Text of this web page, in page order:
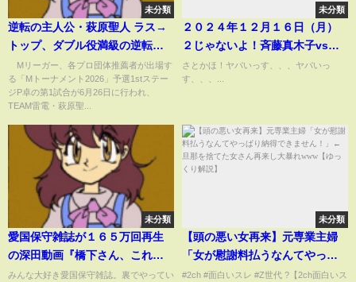
未分類
逆転の主人公・萩原聖人 ラス→
トップ、ダブル役満級の逆転ア
ガリに感動する人が続出「むち
ゃくちゃかっこよかった」「素
晴らしい」/麻雀・Mトーナメン
Mリーガー、各プロ団体推薦者が出場す
る「Mトーナメント2026」予選1stステー
ジP卓の第1試合が6月26日に行われ、
TEAM雷電・萩原聖...
未分類
２０２４年１２月１６日（月）
２じゃないよ！斉藤真木子vs佐
藤佳穂 斉藤真木子卒業SP１週間
やりたい放題大作戦！
さとかほ！ヤバいっす、、、ヤバいっ
す、、、...
未分類
愛国保守雑誌が１６５万回再生
の深田動画『橋下さん、これが
背乗りの証拠です』を削除した
みんな大好き愛国保守雑誌。裏でやってい
未分類
【頭の悪い女再来】元専業主婦
「女が慰謝料払うなんてやっぱ
り納得できません！」←旦那を
#2ch #面白いスレ #Z世代 ?【2ch面白いス